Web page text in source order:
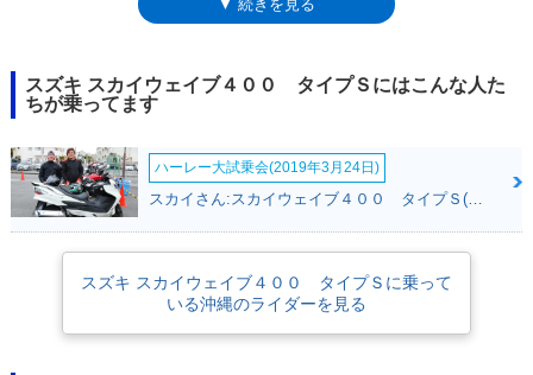
ククリアとしたモデル。250cc版同様、「まず交換したくなる」パーツを
ンやフレームなどの基本構成は同様。2006年にフルモデルチェンジを受
け（タイプSとしては初、スカイウェイブ400としては2回目）、DOHCの
た。2009年モデルからは、ABS（アンチロックブレーキシステム）を備
えた。2015年モデルまで設定され、平成28年排出ガス規制へ適合するこ
となく、ラインナップから姿を消した。
▼ 続きを見る
スズキ スカイウェイブ４００ タイプＳにはこんな人た
ちが乗ってます
ハーレー大試乗会(2019年3月24日)
スカイさん:スカイウェイブ４００ タイプＳ(スズキ)
スズキ スカイウェイブ４００ タイプＳに乗って
いる沖縄のライダーを見る